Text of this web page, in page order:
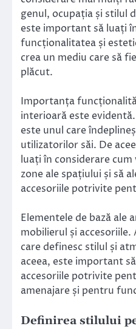
genul, ocupația și stilul
este important să luați
funcționalitatea și
crea un mediu care să
plăcut.
Importanța
interioară este
este unul care
utilizatorilor săi. De
luați în considerare
zone ale spațiului și să
accesoriile potrivite
Elementele de bază ale
mobilierul și
care definesc stilul și
aceea, este important
accesoriile potrivite
amenajare și pentru
Definirea stilului